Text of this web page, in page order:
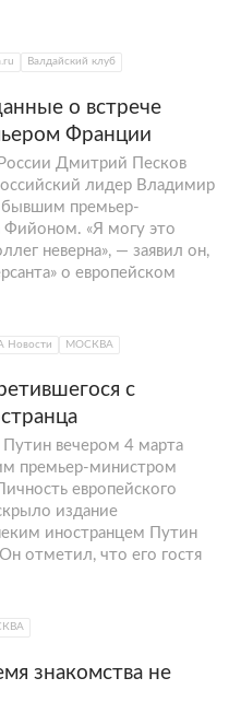
Валдайский клуб
о встрече
Франции
России Дмитрий Песков
лидер Владимир
бывшим премьер-
«Я могу это
неверна», — заявил он,
о европейском
Новости МОСКВА
с
вечером 4 марта
премьер-министром
европейского
издание
иностранцем Путин
отметил, что его гостя
знакомства не